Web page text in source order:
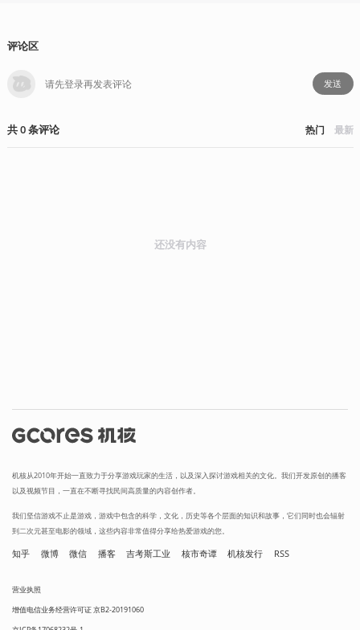
评论区
发送
共0条评论 热门 最新
还没有内容
机核从2010年开始一直致力于分享游戏玩家的生活，以及深入探讨游戏相关的文化。我们开发原创的播客
以及视频节目，一直在不断寻找民间高质量的内容创作者。
我们坚信游戏不止是游戏，游戏中包含的科学，文化，历史等各个层面的知识和故事，它们同时也会辐射
到二次元甚至电影的领域，这些内容非常值得分享给热爱游戏的您。
知乎 微博 微信 播客 吉考斯工业 核市奇谭 机核发行 RSS
营业执照
增值电信业务经营许可证 京B2-20191060